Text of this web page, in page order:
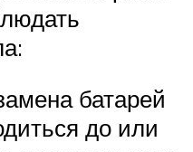
батарей
до или